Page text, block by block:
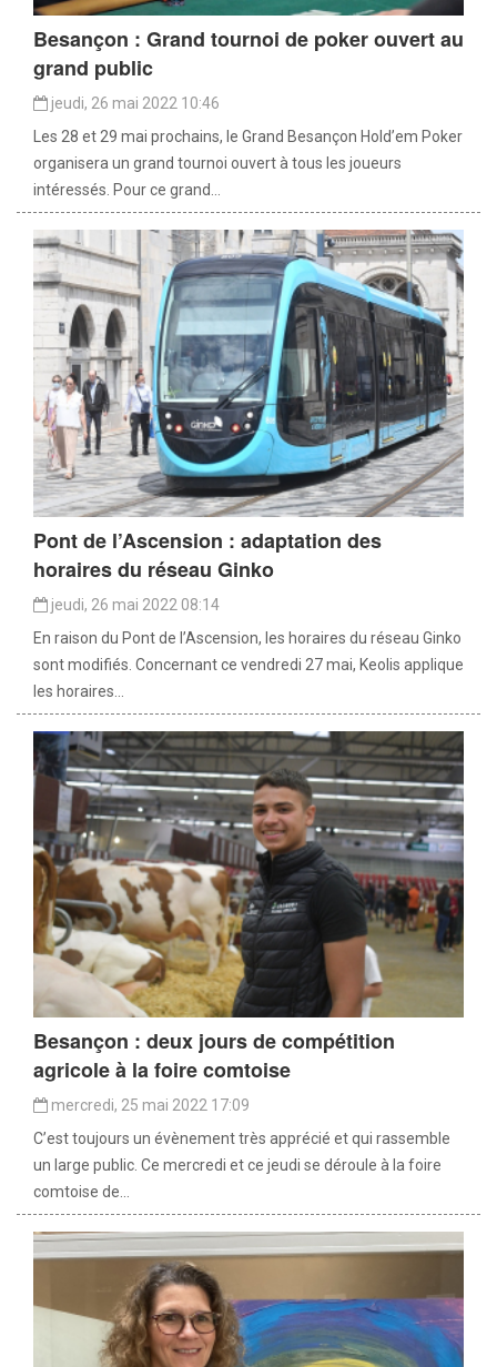
Besançon : Grand tournoi de poker ouvert au
grand public
jeudi, 26 mai 2022 10:46
Les 28 et 29 mai prochains, le Grand Besançon Hold’em Poker
organisera un grand tournoi ouvert à tous les joueurs
intéressés. Pour ce grand...
Pont de l’Ascension : adaptation des
horaires du réseau Ginko
jeudi, 26 mai 2022 08:14
En raison du Pont de l’Ascension, les horaires du réseau Ginko
sont modifiés. Concernant ce vendredi 27 mai, Keolis applique
les horaires...
Besançon : deux jours de compétition
agricole à la foire comtoise
mercredi, 25 mai 2022 17:09
C’est toujours un évènement très apprécié et qui rassemble
un large public. Ce mercredi et ce jeudi se déroule à la foire
comtoise de...